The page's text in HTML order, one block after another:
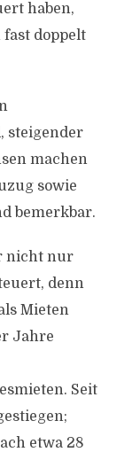
haben,
fast doppelt
steigender
machen
sowie
bemerkbar.
nicht nur
denn
Mieten
Jahre
Seit
etwa 28